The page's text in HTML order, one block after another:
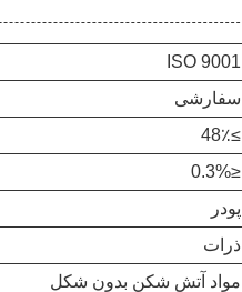
ISO 9001
سفارشی
≥48٪
≤0.3%
پودر
ذرات
مواد آتش شکن بدون شکل